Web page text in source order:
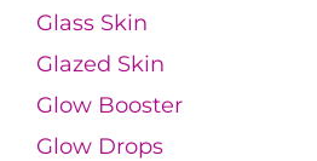
Glass Skin
Glazed Skin
Glow Booster
Glow Drops